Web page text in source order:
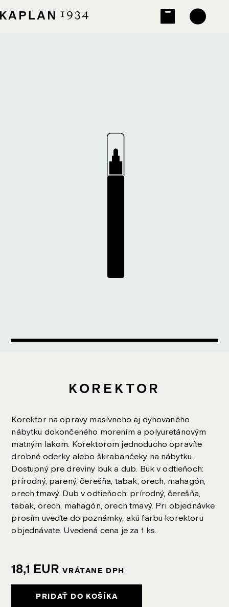
KOREKTOR
Korektor na opravy masívneho aj dyhovaného
nábytku dokončeného morením a polyuretánovým
matným lakom. Korektorom jednoducho opravíte
drobné oderky alebo škrabančeky na nábytku.
Dostupný pre dreviny buk a dub. Buk v odtieňoch:
prírodný, parený, čerešňa, tabak, orech, mahagón,
orech tmavý. Dub v odtieňoch: prírodný, čerešňa,
tabak, orech, mahagón, orech tmavý. Pri objednávke
prosím uveďte do poznámky, akú farbu korektoru
objednávate. Uvedená cena je za 1 ks.
18,1 EURVRÁTANE DPH
PRIDAŤ DO KOŠÍKA